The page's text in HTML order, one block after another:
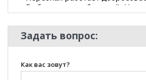
Задать вопрос:
Как вас зовут?